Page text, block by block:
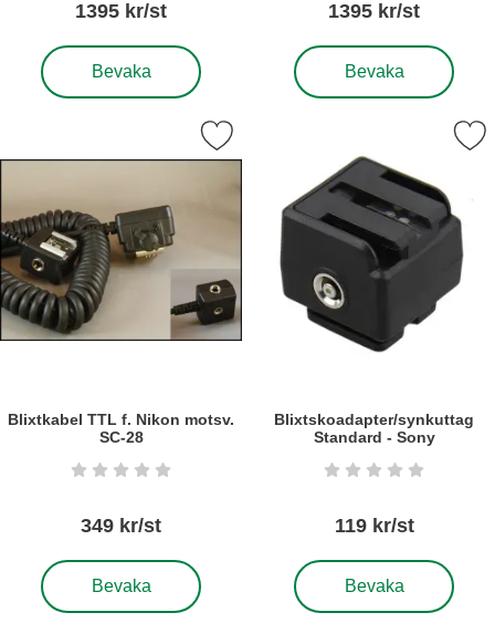
1395 kr/st
Bevaka
, Blixt MeiKe MK910 för Nikon
1395 kr/st
Bevaka
, Blixt YongNuo
Blixtkabel TTL f. Nikon motsv.
SC-28
Art. nr5227 Betyg: 0 stjärnor av 5
349 kr/st
Bevaka
, Blixtkabel TTL f. Nikon motsv. SC-28
blixtkabel TTL f. Nikon motsv. SC-28 som favorit
Blixtskoadapter/synkuttag
Standard - Sony
Art. nr6252 Betyg: 0 stjärnor
119 kr/st
Bevaka
, Blixtskoadapter/
Markera blixtskoadapter/